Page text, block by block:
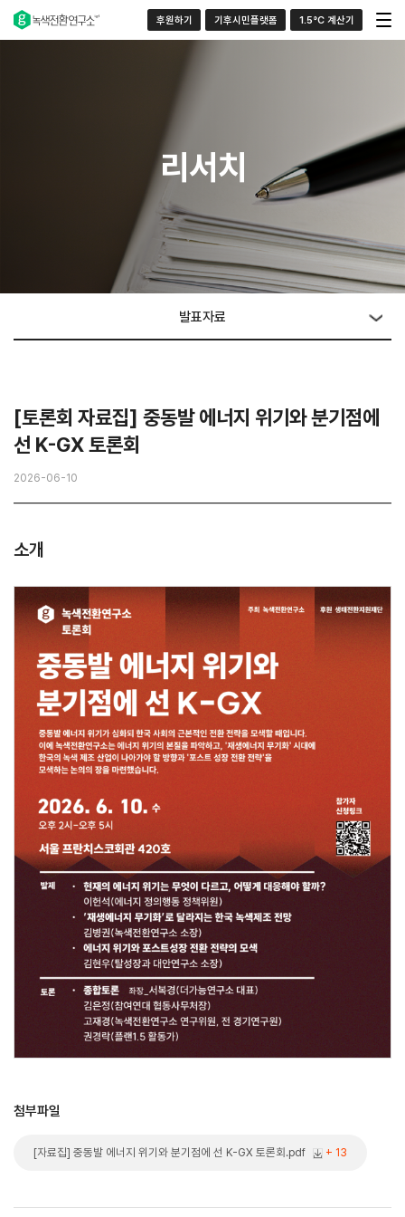
후원하기 기후시민플랫폼 1.5°C 계산기
리서치
발표자료
[토론회 자료집] 중동발 에너지 위기와 분기점에
선 K-GX 토론회
2026-06-10
소개
첨부파일
[자료집] 중동발 에너지 위기와 분기점에 선 K-GX 토론회.pdf + 13